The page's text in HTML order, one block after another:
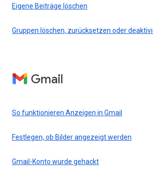
Eigene Beiträge löschen
Gruppen löschen, zurücksetzen oder
Gmail
So funktionieren Anzeigen in Gmail
Festlegen, ob Bilder angezeigt werden
Gmail-Konto wurde gehackt